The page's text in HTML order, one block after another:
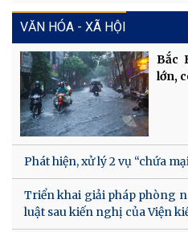
VĂN HÓA - XÃ HỘI
Bắc
lớn,
Phát hiện, xử lý 2 vụ “chứa
Triển khai giải pháp phòng
luật sau kiến nghị của Viện